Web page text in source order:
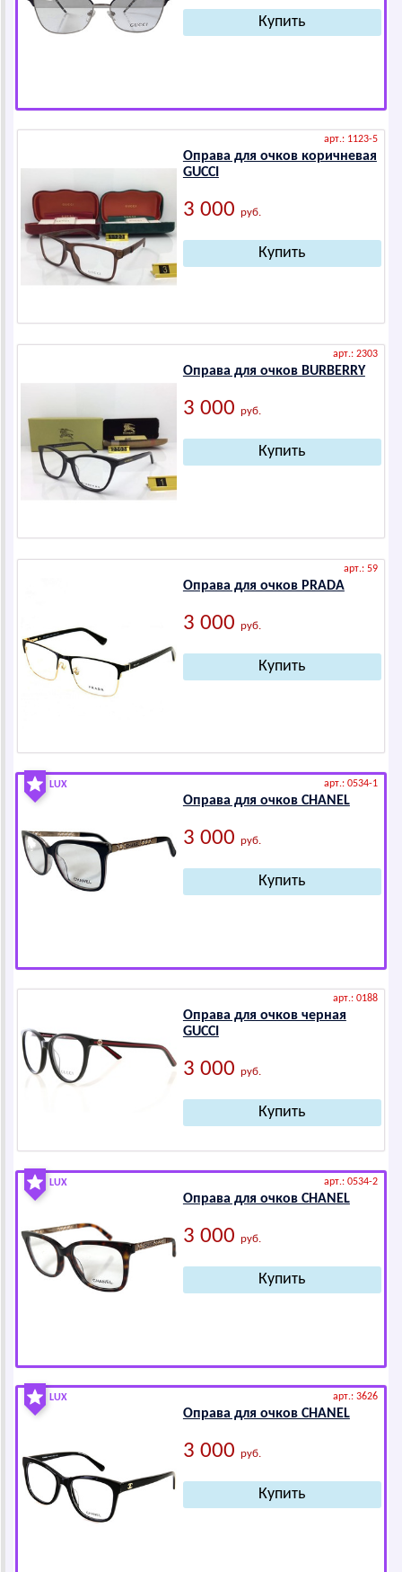
арт.: 1123-5
Оправа для очков коричневая
GUССI
3 000 руб.
арт.: 2303
Оправа для очков ВURВЕRRY
3 000 руб.
арт.: 59
Оправа для очков РRАDА
3 000 руб.
LUX арт.: 0534-1
Оправа для очков СНАNЕL
3 000 руб.
арт.: 0188
Оправа для очков черная
GUССI
3 000 руб.
LUX арт.: 0534-2
Оправа для очков СНАNЕL
3 000 руб.
LUX арт.: 3626
Оправа для очков СНАNЕL
3 000 руб.